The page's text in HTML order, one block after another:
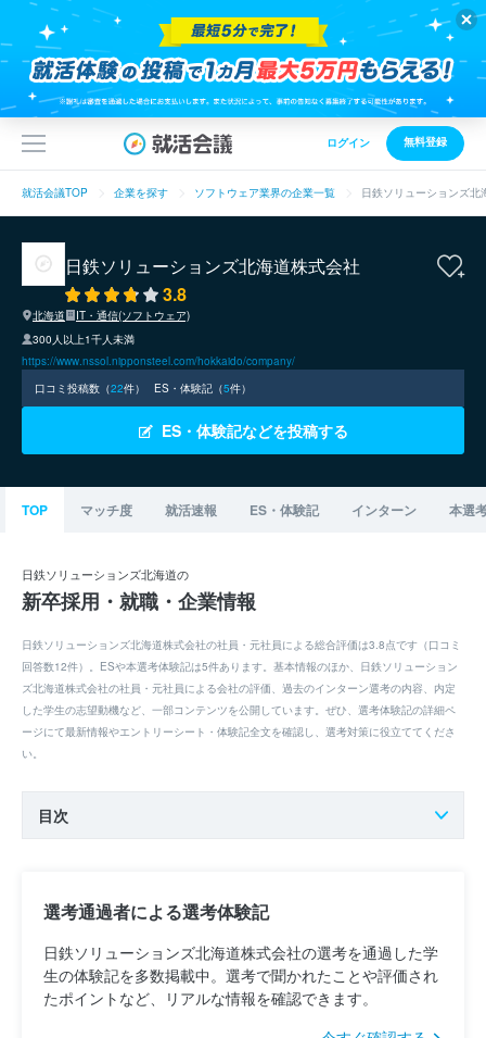
ログイン 無料登録
就活会議TOP 企業を探す ソフトウェア業界の企業一覧 日鉄ソリューションズ
日鉄ソリューションズ北海道株式会社
3.8
北海道
IT・通信(ソフトウェア)
300人以上1千人未満
https://www.nssol.nipponsteel.com/hokkaido/company/
口コミ投稿数（22件） ES・体験記（5件）
ES・体験記などを投稿する
TOP マッチ度 就活速報 ES・体験記 インターン 本選
日鉄ソリューションズ北海道の
新卒採用・就職・企業情報
日鉄ソリューションズ北海道株式会社の社員・元社員による総合評価は3.8点です（口コミ
回答数12件）。ESや本選考体験記は5件あります。基本情報のほか、日鉄ソリューション
ズ北海道株式会社の社員・元社員による会社の評価、過去のインターン選考の内容、内定
した学生の志望動機など、一部コンテンツを公開しています。ぜひ、選考体験記の詳細ペ
ージにて最新情報やエントリーシート・体験記全文を確認し、選考対策に役立ててくださ
い。
目次
選考通過者による選考体験記
日鉄ソリューションズ北海道株式会社の選考を通過した学
生の体験記を多数掲載中。選考で聞かれたことや評価され
たポイントなど、リアルな情報を確認できます。